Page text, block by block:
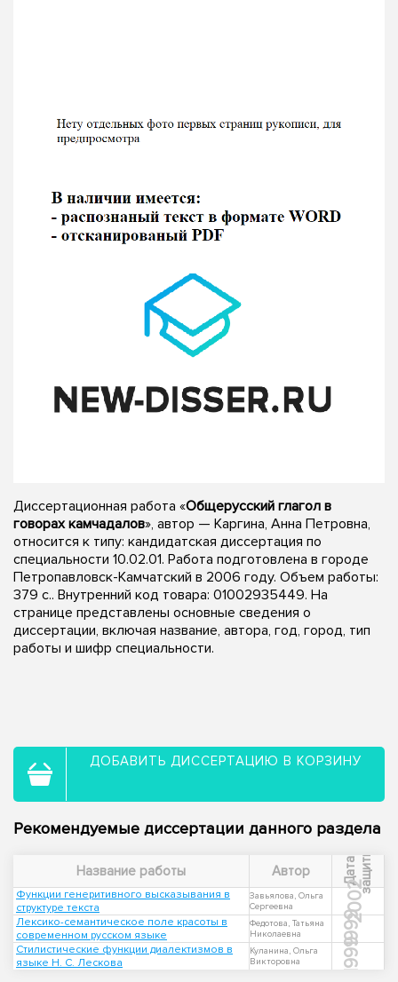
Диссертационная работа «Общерусский глагол в
говорах камчадалов», автор — Каргина, Анна Петровна,
относится к типу: кандидатская диссертация по
специальности 10.02.01. Работа подготовлена в городе
Петропавловск-Камчатский в 2006 году. Объем работы:
379 с.. Внутренний код товара: 01002935449. На
странице представлены основные сведения о
диссертации, включая название, автора, год, город, тип
работы и шифр специальности.
ДОБАВИТЬ ДИССЕРТАЦИЮ В КОРЗИНУ
Рекомендуемые диссертации данного раздела
Название работы Автор Д
а
т
а
з
а
щ
и
ты
Функции генеритивного высказывания в
структуре текста
Завьялова, Ольга
Сергеевна
2002
Лексико-семантическое поле красоты в
современном русском языке
Федотова, Татьяна
Николаевна
1999
Стилистические функции диалектизмов в
языке Н. С. Лескова
Куланина, Ольга
Викторовна
1999